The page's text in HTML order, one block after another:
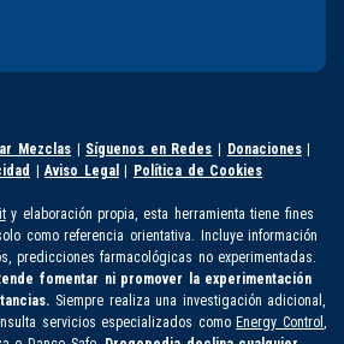
Mezclas Síguenos en Redes Donaciones|
|Aviso Legal Política de Cookies
y elaboración propia, esta herramienta tiene fines
como referencia orientativa. Incluye información
predicciones farmacológicas no experimentadas.
fomentar ni promover la experimentación
Siempre realiza una investigación adicional,
servicios especializados como Energy Control,